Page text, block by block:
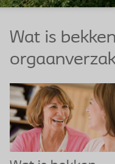
Wat is